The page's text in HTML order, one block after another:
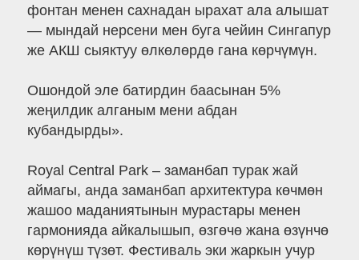
фонтан менен сахнадан ырахат ала алышат
— мындай нерсени мен буга чейин Сингапур
же АКШ сыяктуу өлкөлөрдө гана көрчүмүн.
Ошондой эле батирдин баасынан 5%
жеңилдик алганым мени абдан
кубандырды».
Royal Central Park – заманбап турак жай
аймагы, анда заманбап архитектура көчмөн
жашоо маданиятынын мурастары менен
гармонияда айкалышып, өзгөчө жана өзүнчө
көрүнүш түзөт. Фестиваль эки жаркын учур